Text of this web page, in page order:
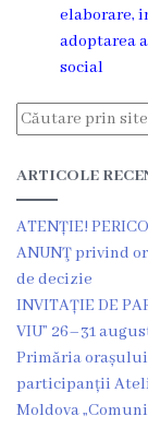
cu
de
Proces
verbal
elaborare,
adoptarea
social
ARTICOLE
ATENȚIE!
ANUNŢ privind
de decizie
INVITAȚIE DE
VIU” 26–31
Primăria orașului
participanții
Moldova